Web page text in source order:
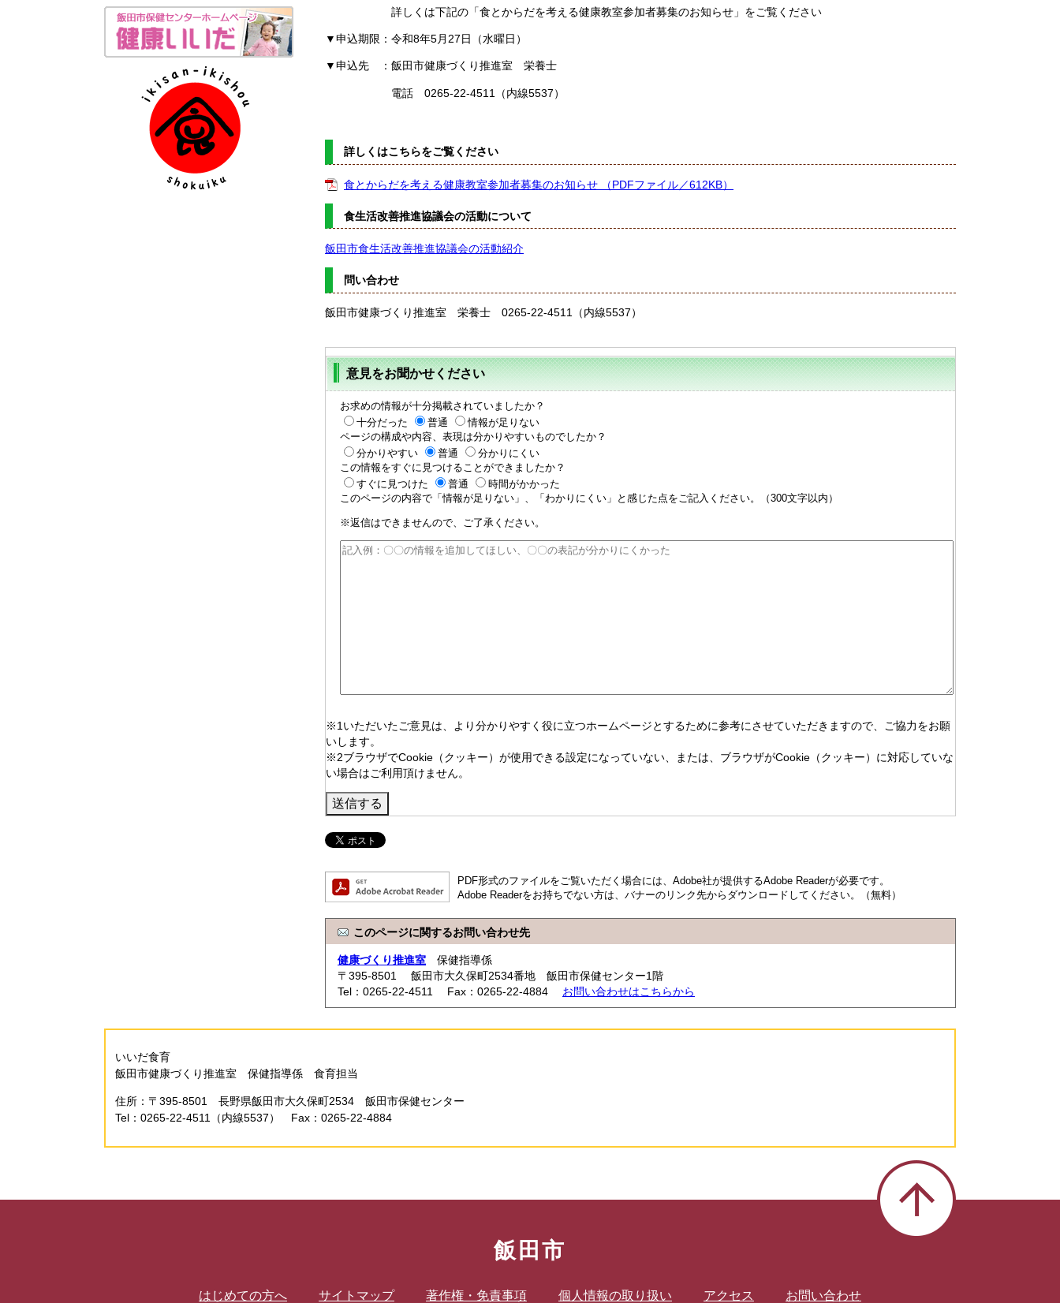
詳しくは下記の「食とからだを考える健康教室参加者募集のお知らせ」をご覧ください
▼申込期限：令和8年5月27日（水曜日）
▼申込先 ：飯田市健康づくり推進室 栄養士
電話 0265-22-4511（内線5537）
詳しくはこちらをご覧ください
食とからだを考える健康教室参加者募集のお知らせ （PDFファイル／612KB）
食生活改善推進協議会の活動について
飯田市食生活改善推進協議会の活動紹介
問い合わせ
飯田市健康づくり推進室 栄養士 0265-22-4511（内線5537）
意見をお聞かせください
お求めの情報が十分掲載されていましたか？
十分だった
普通
情報が足りない
ページの構成や内容、表現は分かりやすいものでしたか？
分かりやすい
普通
分かりにくい
この情報をすぐに見つけることができましたか？
すぐに見つけた
普通
時間がかかった
このページの内容で「情報が足りない」、「わかりにくい」と感じた点をご記入ください。（300文字以内）
※返信はできませんので、ご了承ください。
※1いただいたご意見は、より分かりやすく役に立つホームページとするために参考にさせていただきますので、ご協力をお願
いします。
※2ブラウザでCookie（クッキー）が使用できる設定になっていない、または、ブラウザがCookie（クッキー）に対応していな
い場合はご利用頂けません。
PDF形式のファイルをご覧いただく場合には、Adobe社が提供するAdobe Readerが必要です。
Adobe Readerをお持ちでない方は、バナーのリンク先からダウンロードしてください。（無料）
このページに関するお問い合わせ先
健康づくり推進室 保健指導係
〒395-8501 飯田市大久保町2534番地 飯田市保健センター1階
Tel：0265-22-4511 Fax：0265-22-4884 お問い合わせはこちらから
いいだ食育
飯田市健康づくり推進室 保健指導係 食育担当
住所：〒395-8501 長野県飯田市大久保町2534 飯田市保健センター
Tel：0265-22-4511（内線5537） Fax：0265-22-4884
飯田市
はじめての方へ サイトマップ 著作権・免責事項 個人情報の取り扱い アクセス お問い合わせ